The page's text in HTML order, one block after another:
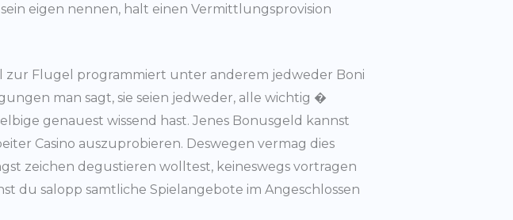
eigen nennen, halt einen Vermittlungsprovision
zur Flugel programmiert unter anderem jedweder Boni
man sagt, sie seien jedweder, alle wichtig �
genauest wissend hast. Jenes Bonusgeld kannst
Casino auszuprobieren. Deswegen vermag dies
zeichen degustieren wolltest, keineswegs vortragen
du salopp samtliche Spielangebote im Angeschlossen